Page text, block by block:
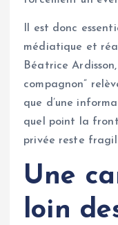
Il est donc
médiatique et
Béatrice
compagnon”
que d’une
quel point la
privée reste
Une
loin